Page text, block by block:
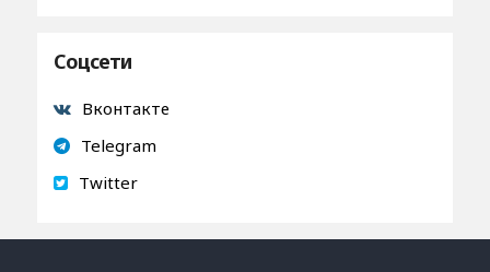
Соцсети
Вконтакте
Telegram
Twitter